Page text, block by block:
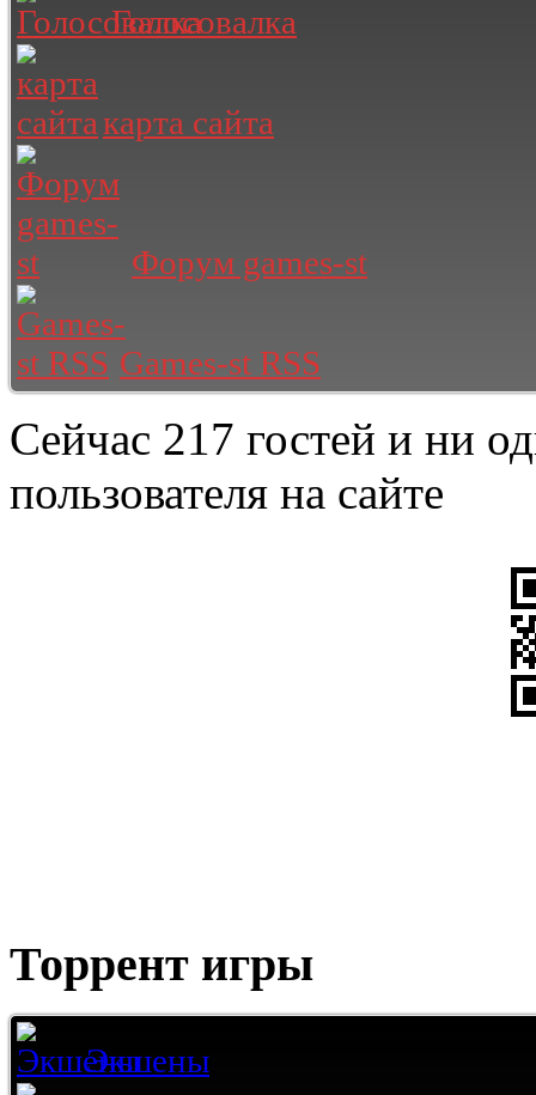
Голосовалка
карта сайта
Форум games-st
Games-st RSS
Сейчас 217 гостей и ни
пользователя на сайте
Торрент игры
Экшены